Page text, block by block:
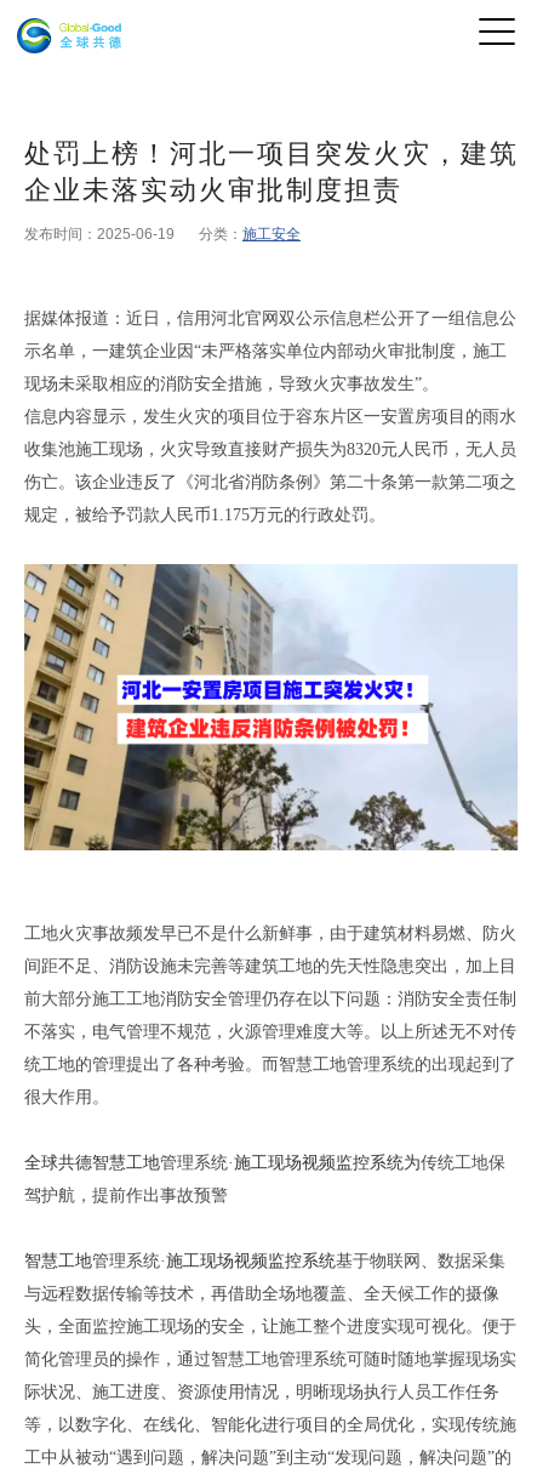
处罚上榜！河北一项目突发火灾，建筑
企业未落实动火审批制度担责
发布时间：2025-06-19 分类： 施工安全
据媒体报道 ： 近日 ， 信用河北官网双公示信息栏公开了一组信息公
示名单 ， 一建筑企业因“未严格落实单位内部动火审批制度，施工
现场未采取相应的消防安全措施，导致火灾事故发生”。
信息内容显示， 发生火灾的项目位于容东片区一安置房项目的雨水
收集池施工现场 ， 火灾导致直接财产损失为8320元人民币，无人员
伤亡。 该企业违反了《河北省消防条例》第二十条第一款第二项之
规定 ， 被给予罚款人民币1.175万元的行政处罚。
工地火灾事故频发早已不是什么新鲜事 ， 由于建筑材料易燃、
防火
间距不足 、 消防设施未完善等建筑工地的先天性隐患突出 ， 加上目
前大部分施工工地消防安全管理仍存在以下问题 ： 消防安全责任制
不落实 ， 电气管理不规范，火源管理难度大等。
以上所述无不对传
统工地的管理提出了各种考验。 而智慧工地管理系统的出现起到了
很大作用 。
全球共德智慧工地管理系统·施工现场视频监控系统为传统工地保
驾护航 ， 提前作出事故预警
智慧工地管理系统·施工现场视频监控系统基于物联网、数据采集
与远程数据传输等技术， 再借助全场地覆盖、全天候工作的摄像
头，全面监控施工现场的安全， 让施工整个进度实现可视化。便于
简化管理员的操作，通过智慧工地管理系统可随时随地掌握现场实
际状况、施工进度、资源使用情况，明晰现场执行人员工作任务
等，以数字化、在线化、智能化进行项目 的全局优化，实现传统施
工中 从被动“遇到问题，解决问题”到主动“发现问题，解决问题”的